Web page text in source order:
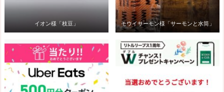
イオン様「枝豆」 モウイサーモン様「サーモンと水筒」